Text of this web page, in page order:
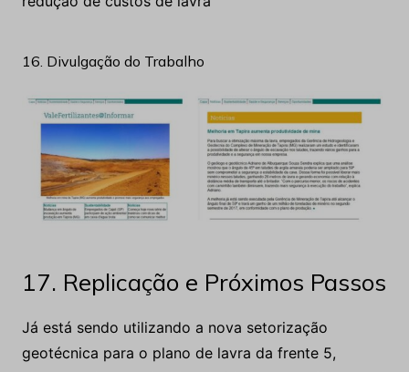
17. Replicação e Próximos Passos
aumentando o ganho de minério nesta região e a
Para 2019 está sendo realizado estudo similar